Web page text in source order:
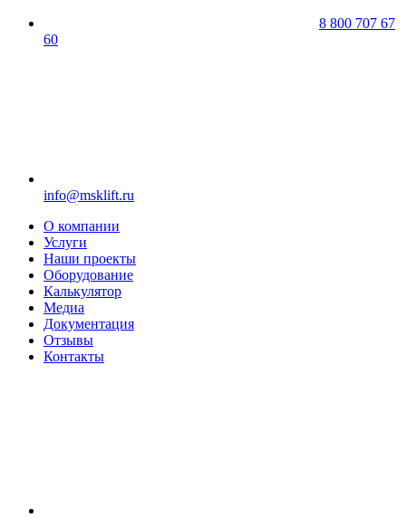
8 800 707 67
60
info@msklift.ru
О компании
Услуги
Наши проекты
Оборудование
Калькулятор
Медиа
Документация
Отзывы
Контакты